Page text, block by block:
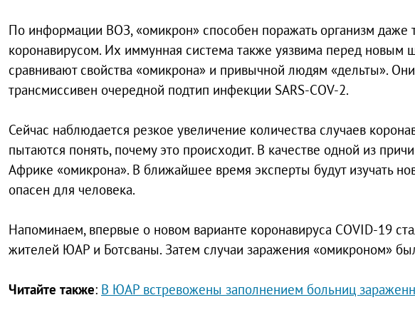
По информации ВОЗ, «омикрон» способен поражать организм
коронавирусом. Их иммунная система также уязвима перед новым
сравнивают свойства «омикрона» и привычной людям «дельты».
трансмиссивен очередной подтип инфекции SARS-COV-2.
Сейчас наблюдается резкое увеличение количества случаев
пытаются понять, почему это происходит. В качестве одной из
Африке «омикрона». В ближайшее время эксперты будут изучать
опасен для человека.
Напоминаем, впервые о новом варианте коронавируса COVID-19
жителей ЮАР и Ботсваны. Затем случаи заражения «омикроном»
Читайте также: В ЮАР встревожены заполнением больниц